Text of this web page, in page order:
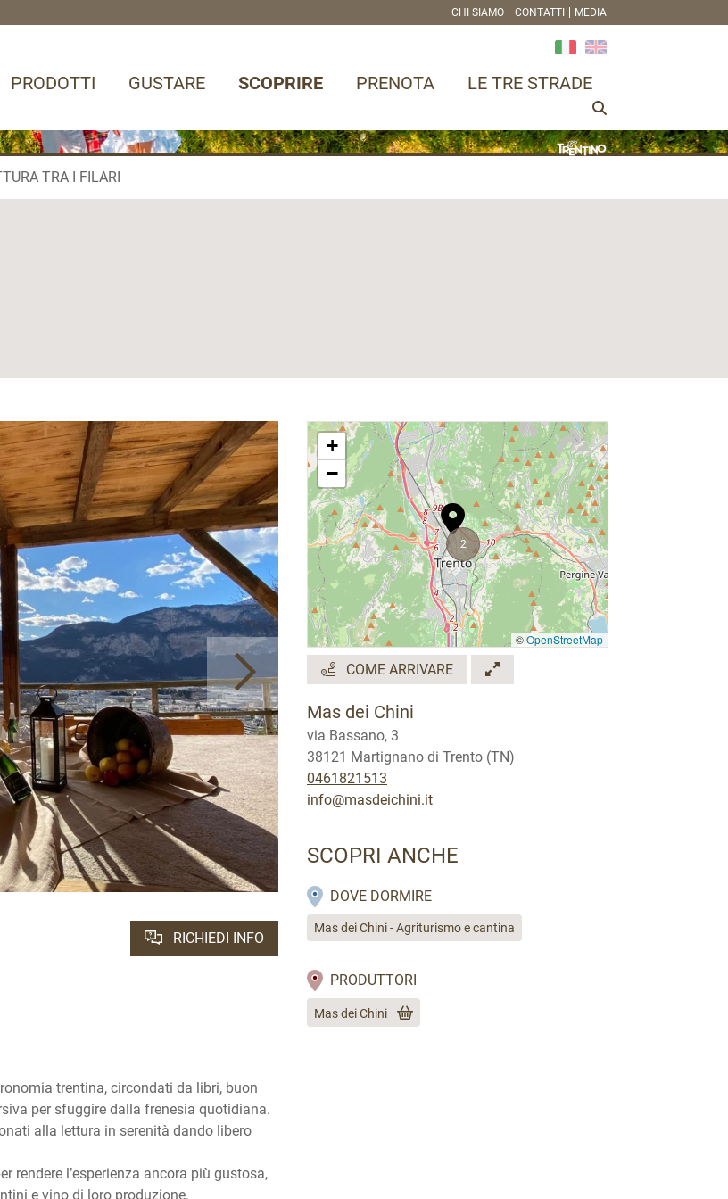
CHI SIAMO CONTATTI MEDIA
PRODOTTI GUSTARE SCOPRIRE PRENOTA LE TRE STRADE
TRA I FILARI
RICHIEDI INFO
trentina, circondati da libri, buon
per sfuggire dalla frenesia quotidiana.
alla lettura in serenità dando libero
rendere l’esperienza ancora più gustosa,
e vino di loro produzione.
2
+
−
©OpenStreetMap
COME ARRIVARE
Mas dei Chini
via Bassano, 3
38121 Martignano di Trento (TN)
0461821513
info@masdeichini.it
SCOPRI ANCHE
DOVE DORMIRE
Mas dei Chini - Agriturismo e cantina
PRODUTTORI
Mas dei Chini